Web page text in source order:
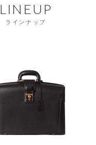
LINEUP
ラインナップ